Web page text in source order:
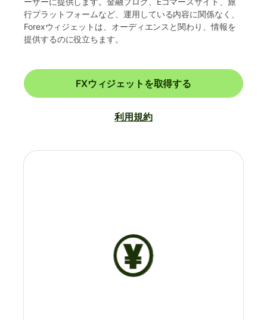
行プラットフォームなど、運用している内容に関係なく、
Forexウィジェットは、オーディエンスと関わり、情報を
提供するのに役立ちます。
FXウィジェットを取得する
利用規約